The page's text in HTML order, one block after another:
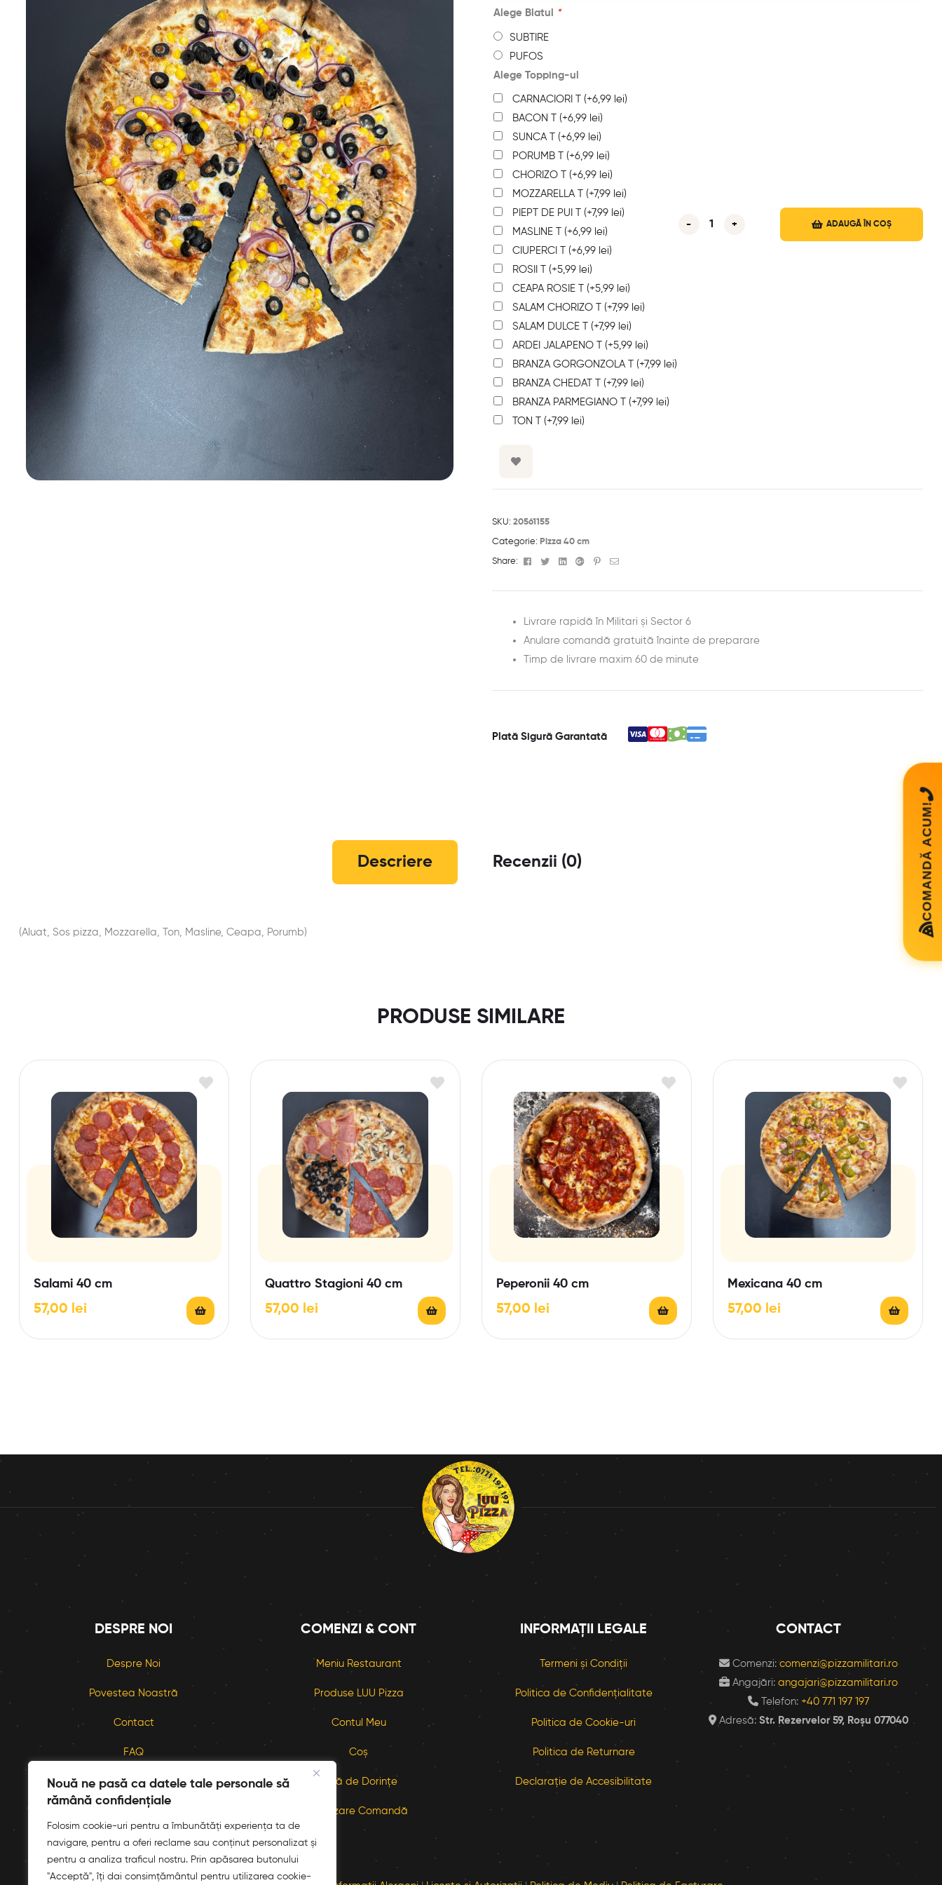
Nouă ne pasă ca datele tale personale să
rămână confidențiale
Folosim cookie-uri pentru a îmbunătăți experiența ta de
navigare, pentru a oferi reclame sau conținut personalizat și
pentru a analiza traficul nostru. Prin apăsarea butonului
"Acceptă", îți dai consimțământul pentru utilizarea cookie-
COMANDĂ ACUM!
Alege Blatul *
SUBTIRE
PUFOS
Alege Topping-ul
CARNACIORI T (+6,99 lei)
BACON T (+6,99 lei)
SUNCA T (+6,99 lei)
PORUMB T (+6,99 lei)
CHORIZO T (+6,99 lei)
MOZZARELLA T (+7,99 lei)
PIEPT DE PUI T (+7,99 lei)
MASLINE T (+6,99 lei)
CIUPERCI T (+6,99 lei)
ROSII T (+5,99 lei)
CEAPA ROSIE T (+5,99 lei)
SALAM CHORIZO T (+7,99 lei)
SALAM DULCE T (+7,99 lei)
ARDEI JALAPENO T (+5,99 lei)
BRANZA GORGONZOLA T (+7,99 lei)
BRANZA CHEDAT T (+7,99 lei)
BRANZA PARMEGIANO T (+7,99 lei)
TON T (+7,99 lei)
- + ADAUGĂ ÎN COȘ
SKU: 20561155
Categorie: Pizza 40 cm
Share: Facebook
TwitterLinkedinGoogle+Pinterest
Email
Livrare rapidă în Militari și Sector 6
Anulare comandă gratuită înainte de preparare
Timp de livrare maxim 60 de minute
Plată Sigură Garantată
Descriere Recenzii (0)
(Aluat, Sos pizza, Mozzarella, Ton, Masline, Ceapa, Porumb)
PRODUSE SIMILARE
Salami 40 cm
57,00 lei
Quattro Stagioni 40 cm
57,00 lei
Peperonii 40 cm
57,00 lei
Mexicana 40 cm
57,00 lei
DESPRE NOI
Despre Noi
Povestea Noastră
Contact
FAQ
L – D:16:00 – 00:00
COMENZI & CONT
Meniu Restaurant
Produse LUU Pizza
Contul Meu
Coș
Listă de Dorințe
Finalizare Comandă
INFORMAȚII LEGALE
Termeni și Condiții
Politica de Confidențialitate
Politica de Cookie-uri
Politica de Returnare
Declarație de Accesibilitate
CONTACT
Comenzi:comenzi@pizzamilitari.ro
Angajări: angajari@pizzamilitari.ro
Telefon: +40 771 197 197
Adresă: Str. Rezervelor 59, Roșu 077040